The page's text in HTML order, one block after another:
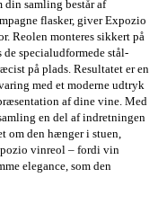
din samling består af
flasker, giver Expozio
Reolen monteres sikkert på
specialudformede stål-
på plads. Resultatet er en
med et moderne udtryk
af dine vine. Med
en del af indretningen
om den hænger i stuen,
vinreol – fordi vin
elegance, som den